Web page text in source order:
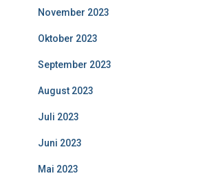
November 2023
Oktober 2023
September 2023
August 2023
Juli 2023
Juni 2023
Mai 2023